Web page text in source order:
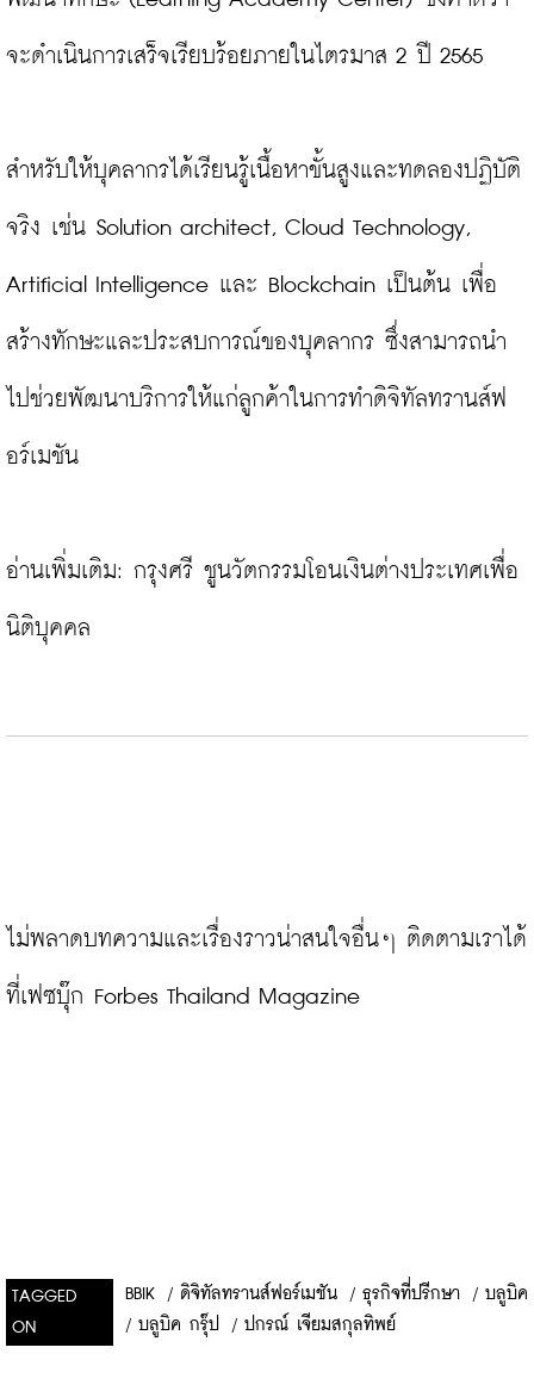
จะดำเนินการเสร็จเรียบร้อยภายในไตรมาส 2 ปี 2565
สำหรับให้บุคลากรได้เรียนรู้เนื้อหาขั้นสูงและทดลองปฏิบัติ
จริง เช่น Solution architect, Cloud Technology,
Artificial Intelligence และ Blockchain เป็นต้น เพื่อ
สร้างทักษะและประสบการณ์ของบุคลากร ซึ่งสามารถนำ
ไปช่วยพัฒนาบริการให้แก่ลูกค้าในการทำดิจิทัลทรานส์ฟ
อร์เมชัน
อ่านเพิ่มเติม: กรุงศรี ชูนวัตกรรมโอนเงินต่างประเทศเพื่อ
นิติบุคคล
ไม่พลาดบทความและเรื่องราวน่าสนใจอื่นๆ ติดตามเราได้
ที่เฟซบุ๊ก Forbes Thailand Magazine
TAGGED
ON
BBIK / ดิจิทัลทรานส์ฟอร์เมชัน / ธุรกิจที่ปรีกษา / บลูบิค
/ บลูบิค กรุ๊ป / ปกรณ์ เจียมสกุลทิพย์